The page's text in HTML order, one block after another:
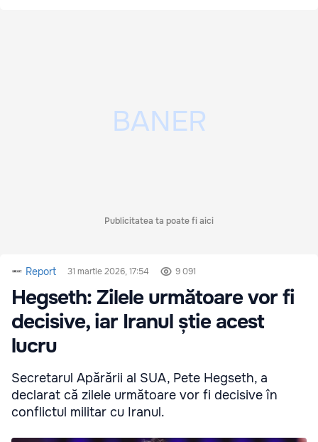
Publicitatea ta poate fi aici
Report 31 martie 2026, 17:54 9 091
Hegseth: Zilele următoare vor fi
decisive, iar Iranul știe acest
lucru
Secretarul Apărării al SUA, Pete Hegseth, a
declarat că zilele următoare vor fi decisive în
conflictul militar cu Iranul.